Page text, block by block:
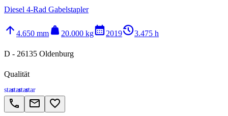
Diesel 4-Rad Gabelstapler
arrow_upward 4.650 mm weight 20.000 kgcalendar_month2019history_23.475 h
D - 26135 Oldenburg
Qualität
starstarstarstar
call email favorite_border